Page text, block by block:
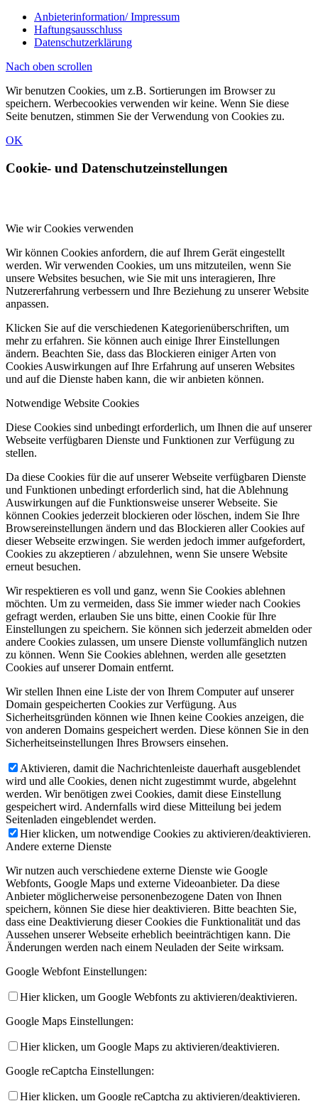
Anbieterinformation/ Impressum
Haftungsausschluss
Datenschutzerklärung
Nach oben scrollen
Wir benutzen Cookies, um z.B. Sortierungen im Browser zu
speichern. Werbecookies verwenden wir keine. Wenn Sie diese
Seite benutzen, stimmen Sie der Verwendung von Cookies zu.
OK
Cookie- und Datenschutzeinstellungen
Wie wir Cookies verwenden
Wir können Cookies anfordern, die auf Ihrem Gerät eingestellt
werden. Wir verwenden Cookies, um uns mitzuteilen, wenn Sie
unsere Websites besuchen, wie Sie mit uns interagieren, Ihre
Nutzererfahrung verbessern und Ihre Beziehung zu unserer Website
anpassen.
Klicken Sie auf die verschiedenen Kategorienüberschriften, um
mehr zu erfahren. Sie können auch einige Ihrer Einstellungen
ändern. Beachten Sie, dass das Blockieren einiger Arten von
Cookies Auswirkungen auf Ihre Erfahrung auf unseren Websites
und auf die Dienste haben kann, die wir anbieten können.
Notwendige Website Cookies
Diese Cookies sind unbedingt erforderlich, um Ihnen die auf unserer
Webseite verfügbaren Dienste und Funktionen zur Verfügung zu
stellen.
Da diese Cookies für die auf unserer Webseite verfügbaren Dienste
und Funktionen unbedingt erforderlich sind, hat die Ablehnung
Auswirkungen auf die Funktionsweise unserer Webseite. Sie
können Cookies jederzeit blockieren oder löschen, indem Sie Ihre
Browsereinstellungen ändern und das Blockieren aller Cookies auf
dieser Webseite erzwingen. Sie werden jedoch immer aufgefordert,
Cookies zu akzeptieren / abzulehnen, wenn Sie unsere Website
erneut besuchen.
Wir respektieren es voll und ganz, wenn Sie Cookies ablehnen
möchten. Um zu vermeiden, dass Sie immer wieder nach Cookies
gefragt werden, erlauben Sie uns bitte, einen Cookie für Ihre
Einstellungen zu speichern. Sie können sich jederzeit abmelden oder
andere Cookies zulassen, um unsere Dienste vollumfänglich nutzen
zu können. Wenn Sie Cookies ablehnen, werden alle gesetzten
Cookies auf unserer Domain entfernt.
Wir stellen Ihnen eine Liste der von Ihrem Computer auf unserer
Domain gespeicherten Cookies zur Verfügung. Aus
Sicherheitsgründen können wie Ihnen keine Cookies anzeigen, die
von anderen Domains gespeichert werden. Diese können Sie in den
Sicherheitseinstellungen Ihres Browsers einsehen.
Aktivieren, damit die Nachrichtenleiste dauerhaft ausgeblendet
wird und alle Cookies, denen nicht zugestimmt wurde, abgelehnt
werden. Wir benötigen zwei Cookies, damit diese Einstellung
gespeichert wird. Andernfalls wird diese Mitteilung bei jedem
Seitenladen eingeblendet werden.
Hier klicken, um notwendige Cookies zu aktivieren/deaktivieren.
Andere externe Dienste
Wir nutzen auch verschiedene externe Dienste wie Google
Webfonts, Google Maps und externe Videoanbieter. Da diese
Anbieter möglicherweise personenbezogene Daten von Ihnen
speichern, können Sie diese hier deaktivieren. Bitte beachten Sie,
dass eine Deaktivierung dieser Cookies die Funktionalität und das
Aussehen unserer Webseite erheblich beeinträchtigen kann. Die
Änderungen werden nach einem Neuladen der Seite wirksam.
Google Webfont Einstellungen:
Hier klicken, um Google Webfonts zu aktivieren/deaktivieren.
Google Maps Einstellungen:
Hier klicken, um Google Maps zu aktivieren/deaktivieren.
Google reCaptcha Einstellungen:
Hier klicken, um Google reCaptcha zu aktivieren/deaktivieren.